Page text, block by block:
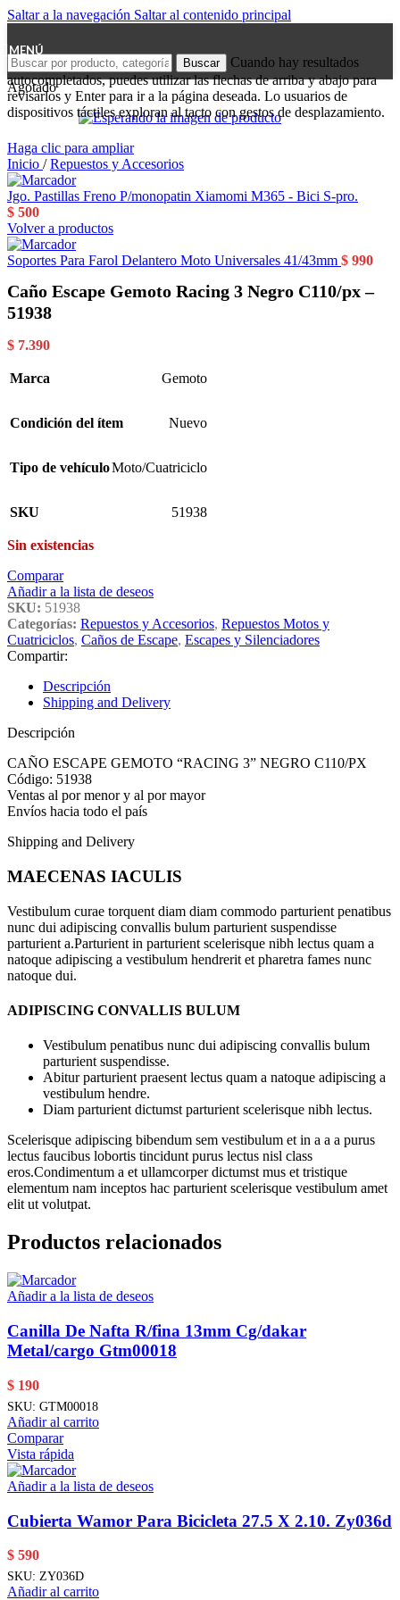
Saltar a la navegación Saltar al contenido principal
MENÚ
Buscar
Cuando hay resultados
autocompletados, puedes utilizar las flechas de arriba y abajo para
revisarlos y Enter para ir a la página deseada. Lo usuarios de
dispositivos táctiles exploran al tacto con gestos de desplazamiento.
Agotado
Haga clic para ampliar
Inicio / Repuestos y Accesorios
Jgo. Pastillas Freno P/monopatin Xiamomi M365 - Bici S-pro.
$ 500
Volver a productos
Soportes Para Farol Delantero Moto Universales 41/43mm $ 990
Caño Escape Gemoto Racing 3 Negro C110/px –
51938
$ 7.390
Marca Gemoto
Condición del ítem Nuevo
Tipo de vehículoMoto/Cuatriciclo
SKU 51938
Sin existencias
Comparar
Añadir a la lista de deseos
SKU: 51938
Categorías: Repuestos y Accesorios, Repuestos Motos y
Cuatriciclos, Caños de Escape, Escapes y Silenciadores
Compartir:
Descripción
Shipping and Delivery
Descripción
CAÑO ESCAPE GEMOTO “RACING 3” NEGRO C110/PX
Código: 51938
Ventas al por menor y al por mayor
Envíos hacia todo el país
Shipping and Delivery
MAECENAS IACULIS
Vestibulum curae torquent diam diam commodo parturient penatibus
nunc dui adipiscing convallis bulum parturient suspendisse
parturient a.Parturient in parturient scelerisque nibh lectus quam a
natoque adipiscing a vestibulum hendrerit et pharetra fames nunc
natoque dui.
ADIPISCING CONVALLIS BULUM
Vestibulum penatibus nunc dui adipiscing convallis bulum
parturient suspendisse.
Abitur parturient praesent lectus quam a natoque adipiscing a
vestibulum hendre.
Diam parturient dictumst parturient scelerisque nibh lectus.
Scelerisque adipiscing bibendum sem vestibulum et in a a a purus
lectus faucibus lobortis tincidunt purus lectus nisl class
eros.Condimentum a et ullamcorper dictumst mus et tristique
elementum nam inceptos hac parturient scelerisque vestibulum amet
elit ut volutpat.
Productos relacionados
Añadir a la lista de deseos
Canilla De Nafta R/fina 13mm Cg/dakar
Metal/cargo Gtm00018
$ 190
SKU: GTM00018
Añadir al carrito
Comparar
Vista rápida
Añadir a la lista de deseos
Cubierta Wamor Para Bicicleta 27.5 X 2.10. Zy036d
$ 590
SKU: ZY036D
Añadir al carrito